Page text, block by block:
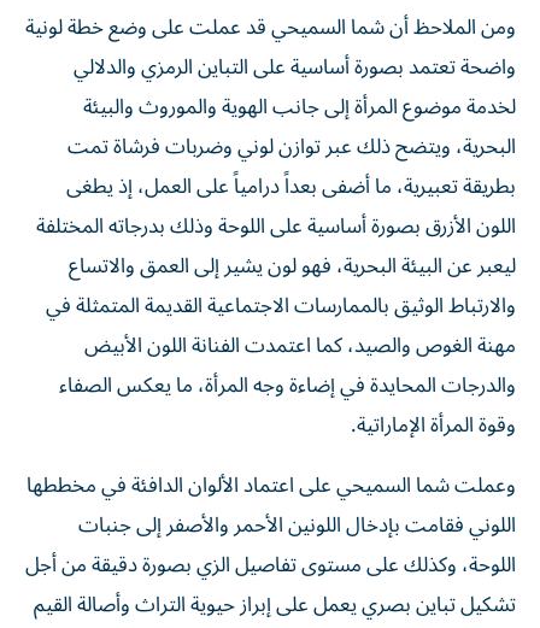
ومن الملاحظ أن شما السميحي قد عملت على وضع خطة لونية
واضحة تعتمد بصورة أساسية على التباين الرمزي والدلالي
لخدمة موضوع المرأة إلى جانب الهوية والموروث والبيئة
البحرية، ويتضح ذلك عبر توازن لوني وضربات فرشاة تمت
بطريقة تعبيرية، ما أضفى بعداً درامياً على العمل، إذ يطغى
اللون الأزرق بصورة أساسية على اللوحة وذلك بدرجاته المختلفة
ليعبر عن البيئة البحرية، فهو لون يشير إلى العمق والاتساع
والارتباط الوثيق بالممارسات الاجتماعية القديمة المتمثلة في
مهنة الغوص والصيد، كما اعتمدت الفنانة اللون الأبيض
والدرجات المحايدة في إضاءة وجه المرأة، ما يعكس الصفاء
وقوة المرأة الإماراتية.
وعملت شما السميحي على اعتماد الألوان الدافئة في مخططها
اللوني فقامت بإدخال اللونين الأحمر والأصفر إلى جنبات
اللوحة، وكذلك على مستوى تفاصيل الزي بصورة دقيقة من أجل
تشكيل تباين بصري يعمل على إبراز حيوية التراث وأصالة القيم